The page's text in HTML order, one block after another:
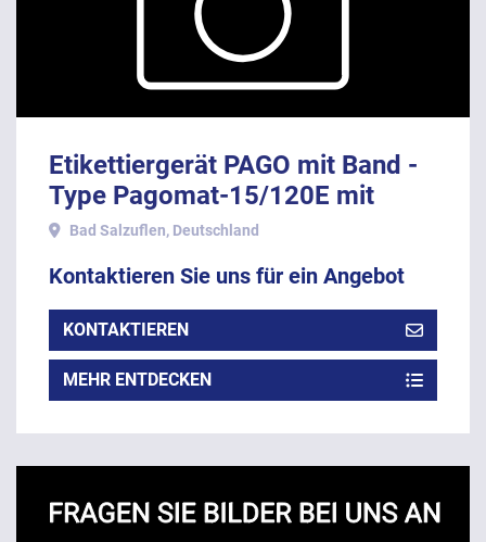
Etikettiergerät PAGO mit Band -
Type Pagomat-15/120E mit
Stativ, Baujahr 2002.
Bad Salzuflen, Deutschland
Kontaktieren Sie uns für ein Angebot
KONTAKTIEREN
MEHR ENTDECKEN